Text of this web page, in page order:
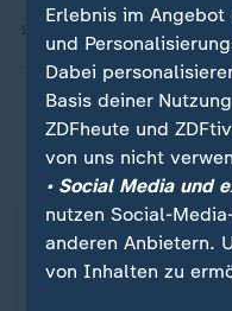
Livestreams und
Winterspiele 2026
Erlebnis im Angebot
und
Dabei
Basis deiner
ZDFheute und
von uns nicht
• Social Media und
nutzen Social-
anderen Anbietern.
von Inhalten zu